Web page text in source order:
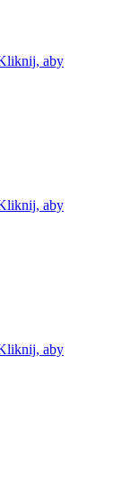
aby
aby
aby